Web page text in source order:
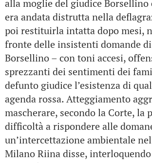
alla moglie del giudice Borsellino
era andata distrutta nella
poi restituirla intatta dopo mesi,
fronte delle insistenti domande
Borsellino – con toni accesi,
sprezzanti dei sentimenti dei
defunto giudice l’esistenza di
agenda rossa. Atteggiamento
mascherare, secondo la Corte, la
difficoltà a rispondere alle
un’intercettazione ambientale
Milano Riina disse,